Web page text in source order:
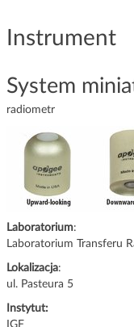
Instrument
System
radiometr
Laboratorium:
Laboratorium Transferu
Lokalizacja:
ul. Pasteura 5
Instytut:
IGF